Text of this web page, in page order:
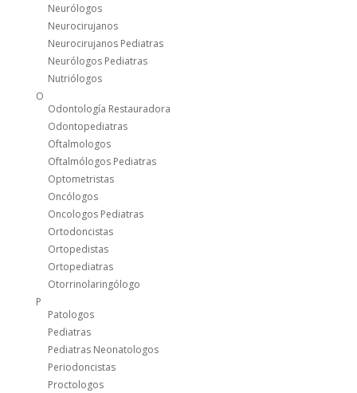
Neurólogos
Neurocirujanos
Neurocirujanos Pediatras
Neurólogos Pediatras
Nutriólogos
O
Odontología Restauradora
Odontopediatras
Oftalmologos
Oftalmólogos Pediatras
Optometristas
Oncólogos
Oncologos Pediatras
Ortodoncistas
Ortopedistas
Ortopediatras
Otorrinolaringólogo
P
Patologos
Pediatras
Pediatras Neonatologos
Periodoncistas
Proctologos